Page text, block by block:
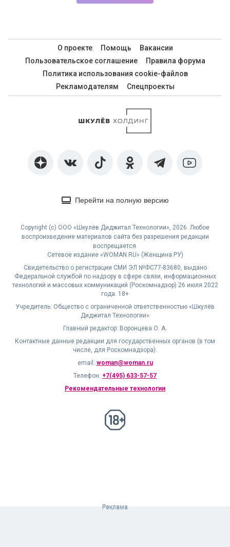
О проекте Помощь
Вакансии
Пользовательское соглашение
Правила форума
Политика использования cookie-файлов
Рекламодателям
Спецпроекты
Перейти на полную версию
Copyright (с) ООО «Шкулёв Диджитал Технологии», 2026. Любое
воспроизведение материалов сайта без разрешения редакции
воспрещается.
Сетевое издание «WOMAN.RU» (Женщина.РУ)
Свидетельство о регистрации СМИ ЭЛ №ФС77-83680, выдано
Федеральной службой по надзору в сфере связи, информационных
технологий и массовых коммуникаций (Роскомнадзор) 26 июля 2022
года. 18+
Учредитель: Общество с ограниченной ответственностью «Шкулёв
Диджитал Технологии»
Главный редактор: Воронцева О. А.
Контактные данные редакции для государственных органов (в том
числе, для Роскомнадзора):
email: woman@woman.ru
Телефон: +7(495) 633-57-57
Рекомендательные технологии
18+